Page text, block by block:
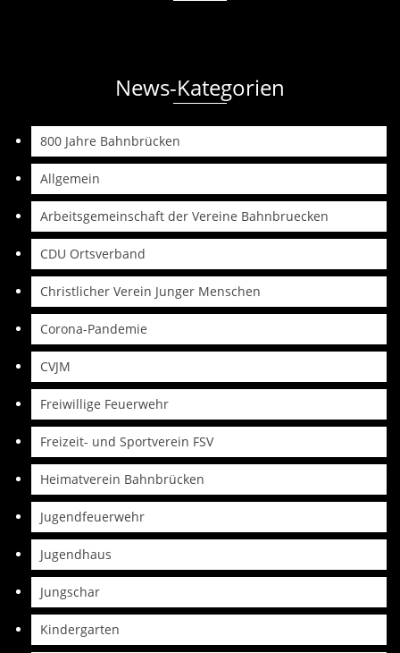
News-Kategorien
800 Jahre Bahnbrücken
Allgemein
Arbeitsgemeinschaft der Vereine Bahnbruecken
CDU Ortsverband
Christlicher Verein Junger Menschen
Corona-Pandemie
CVJM
Freiwillige Feuerwehr
Freizeit- und Sportverein FSV
Heimatverein Bahnbrücken
Jugendfeuerwehr
Jugendhaus
Jungschar
Kindergarten